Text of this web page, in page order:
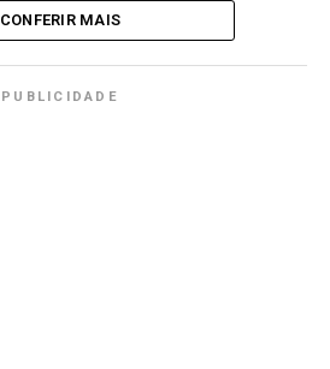
CONFERIR MAIS
PUBLICIDADE